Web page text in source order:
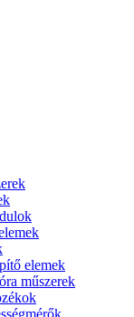
elemek
műszerek